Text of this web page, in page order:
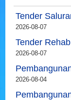
Tender
2026-08-07
Tender
2026-08-07
2026-08-04